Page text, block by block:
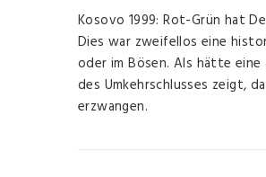
Kosovo 1999: Rot-Grün hat
Dies war zweifellos eine
oder im Bösen. Als hätte
des Umkehrschlusses zeigt,
erzwangen.